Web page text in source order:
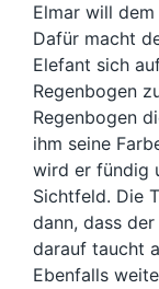
Elmar will dem
Dafür macht
Elefant sich
Regenbogen
Regenbogen
ihm seine
wird er fündig
Sichtfeld. Die
dann, dass
darauf taucht
Ebenfalls